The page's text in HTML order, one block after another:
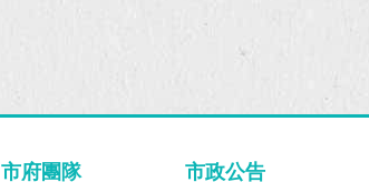
市府團隊 市政公告